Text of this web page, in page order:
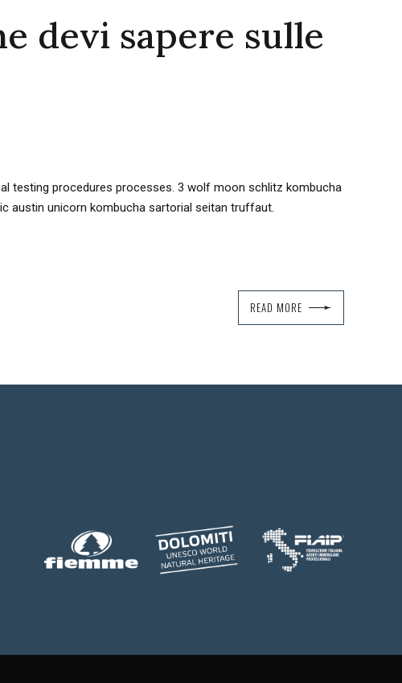
devi sapere sulle
testing procedures processes. 3 wolf moon schlitz kombucha
austin unicorn kombucha sartorial seitan truffaut.
READ MORE